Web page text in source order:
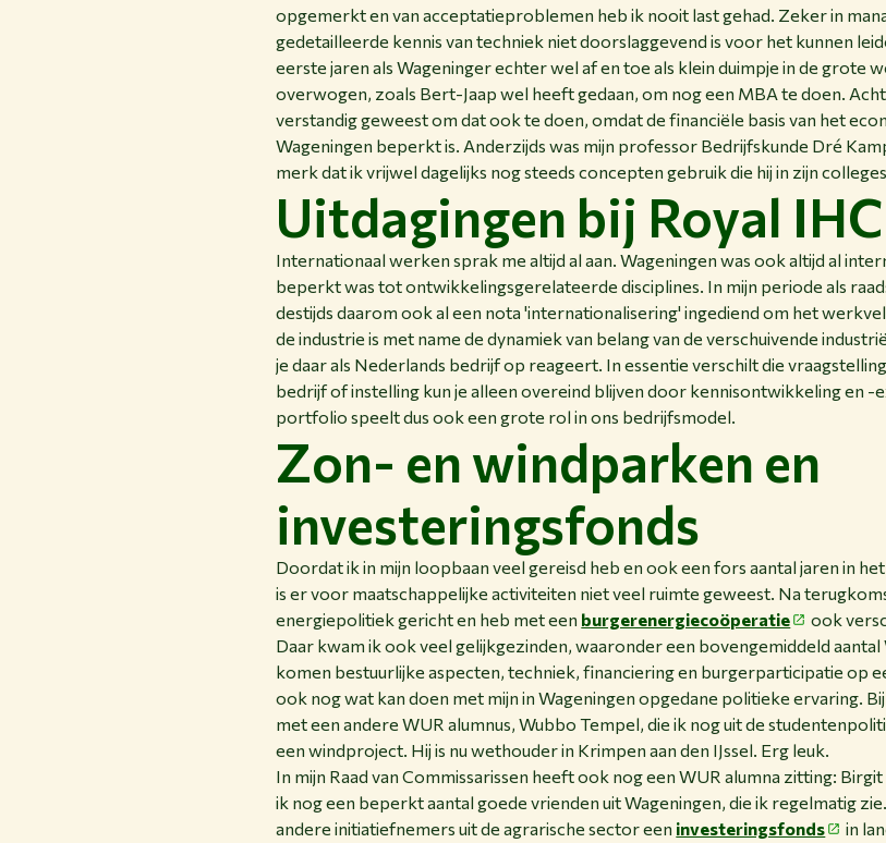
opgemerkt en van acceptatieproblemen heb ik nooit last gehad. Zeker in
gedetailleerde kennis van techniek niet doorslaggevend is voor het kunnen
eerste jaren als Wageninger echter wel af en toe als klein duimpje in de grote
overwogen, zoals Bert-Jaap wel heeft gedaan, om nog een MBA te doen.
verstandig geweest om dat ook te doen, omdat de financiële basis van het
Wageningen beperkt is. Anderzijds was mijn professor Bedrijfskunde Dré
merk dat ik vrijwel dagelijks nog steeds concepten gebruik die hij in zijn
Uitdagingen bij Royal IHC
Internationaal werken sprak me altijd al aan. Wageningen was ook altijd al
beperkt was tot ontwikkelingsgerelateerde disciplines. In mijn periode als
destijds daarom ook al een nota 'internationalisering' ingediend om het
de industrie is met name de dynamiek van belang van de verschuivende
je daar als Nederlands bedrijf op reageert. In essentie verschilt die
bedrijf of instelling kun je alleen overeind blijven door kennisontwikkeling en
portfolio speelt dus ook een grote rol in ons bedrijfsmodel.
Zon- en windparken en
investeringsfonds
Doordat ik in mijn loopbaan veel gereisd heb en ook een fors aantal jaren in
is er voor maatschappelijke activiteiten niet veel ruimte geweest. Na
energiepolitiek gericht en heb met een burgerenergiecoöperatie
ook
Daar kwam ik ook veel gelijkgezinden, waaronder een bovengemiddeld
komen bestuurlijke aspecten, techniek, financiering en burgerparticipatie op
ook nog wat kan doen met mijn in Wageningen opgedane politieke ervaring.
met een andere WUR alumnus, Wubbo Tempel, die ik nog uit de
een windproject. Hij is nu wethouder in Krimpen aan den IJssel. Erg leuk.
In mijn Raad van Commissarissen heeft ook nog een WUR alumna zitting:
ik nog een beperkt aantal goede vrienden uit Wageningen, die ik regelmatig
andere initiatiefnemers uit de agrarische sector een investeringsfonds in